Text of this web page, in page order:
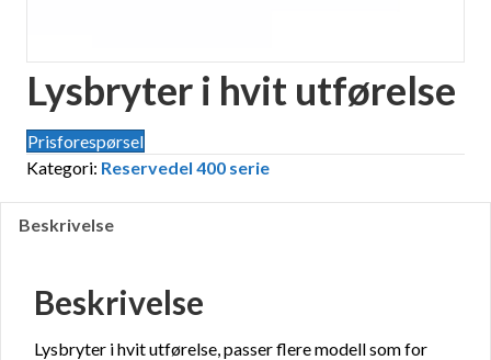
Lysbryter i hvit utførelse
Prisforespørsel
Kategori: Reservedel 400 serie
Beskrivelse
Beskrivelse
Lysbryter i hvit utførelse, passer flere modell som for